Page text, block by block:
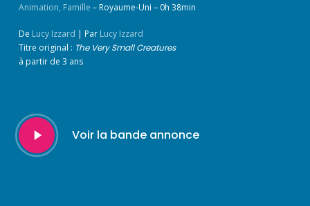
Animation, Famille – Royaume-Uni – 0h 38min
De Lucy Izzard | Par Lucy Izzard
Titre original : The Very Small Creatures
à partir de 3 ans
Play
Video
Voir la bande annonce